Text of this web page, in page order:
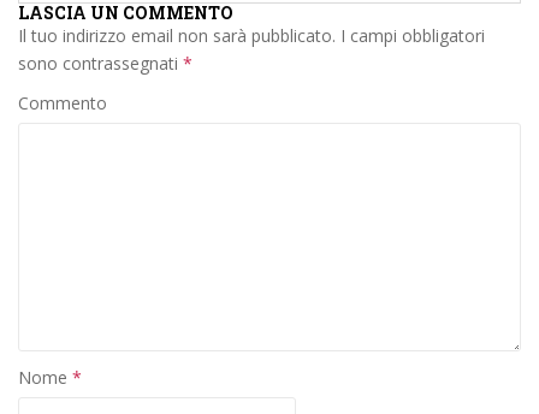
LASCIA UN COMMENTO
Il tuo indirizzo email non sarà pubblicato. I campi obbligatori
sono contrassegnati *
Commento
Nome *